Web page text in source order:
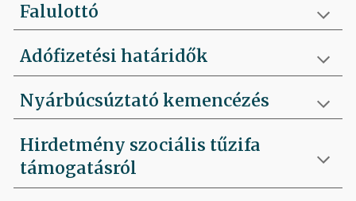
Falulottó
Adófizetési határidők
Nyárbúcsúztató kemencézés
Hirdetmény szociális tűzifa
támogatásról